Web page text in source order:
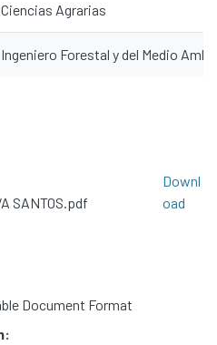
Ciencias Agrarias
Ingeniero Forestal y del Medio
SANTOS.pdf
Document Format
Downl
oad